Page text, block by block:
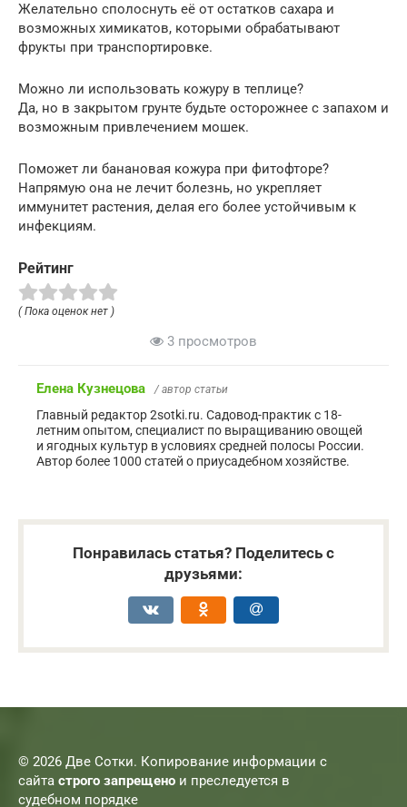
Желательно сполоснуть её от остатков сахара и
возможных химикатов, которыми обрабатывают
фрукты при транспортировке.
Можно ли использовать кожуру в теплице?
Да, но в закрытом грунте будьте осторожнее с запахом и
возможным привлечением мошек.
Поможет ли банановая кожура при фитофторе?
Напрямую она не лечит болезнь, но укрепляет
иммунитет растения, делая его более устойчивым к
инфекциям.
Рейтинг
( Пока оценок нет )
3 просмотров
Елена Кузнецова / автор статьи
Главный редактор 2sotki.ru. Садовод-практик с 18-
летним опытом, специалист по выращиванию овощей
и ягодных культур в условиях средней полосы России.
Автор более 1000 статей о приусадебном хозяйстве.
Понравилась статья? Поделитесь с
друзьями:
© 2026 Две Сотки. Копирование информации с
сайта строго запрещено и преследуется в
судебном порядке